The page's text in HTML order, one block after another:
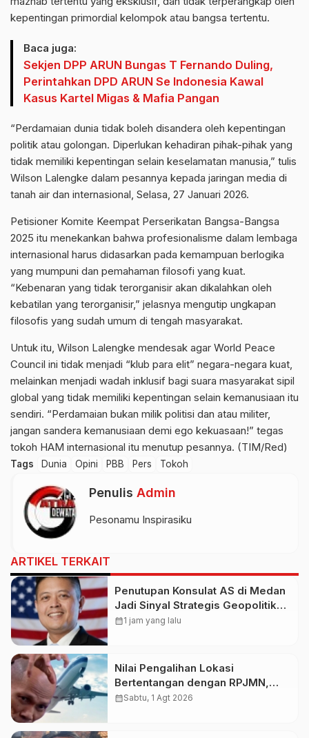
kepentingan primordial kelompok atau bangsa tertentu.
Baca juga:
Sekjen DPP ARUN Bungas T Fernando Duling,
Perintahkan DPD ARUN Se Indonesia Kawal
Kasus Kartel Migas & Mafia Pangan
“Perdamaian dunia tidak boleh disandera oleh kepentingan
politik atau golongan. Diperlukan kehadiran pihak-pihak yang
tidak memiliki kepentingan selain keselamatan manusia,” tulis
Wilson Lalengke dalam pesannya kepada jaringan media di
tanah air dan internasional, Selasa, 27 Januari 2026.
Petisioner Komite Keempat Perserikatan Bangsa-Bangsa
2025 itu menekankan bahwa profesionalisme dalam lembaga
internasional harus didasarkan pada kemampuan berlogika
yang mumpuni dan pemahaman filosofi yang kuat.
“Kebenaran yang tidak terorganisir akan dikalahkan oleh
kebatilan yang terorganisir,” jelasnya mengutip ungkapan
filosofis yang sudah umum di tengah masyarakat.
Untuk itu, Wilson Lalengke mendesak agar World Peace
Council ini tidak menjadi “klub para elit” negara-negara kuat,
melainkan menjadi wadah inklusif bagi suara masyarakat sipil
global yang tidak memiliki kepentingan selain kemanusiaan itu
sendiri. “Perdamaian bukan milik politisi dan atau militer,
jangan sandera kemanusiaan demi ego kekuasaan!” tegas
tokoh HAM internasional itu menutup pesannya. (TIM/Red)
Tags Dunia Opini PBB Pers Tokoh
Penulis Admin
Pesonamu Inspirasiku
ARTIKEL TERKAIT
Penutupan Konsulat AS di Medan
Jadi Sinyal Strategis Geopolitik
Baru bagi Indonesia
calendar_month1 jam yang lalu
Nilai Pengalihan Lokasi
Bertentangan dengan RPJMN,
Ichsanuddin Soroti Komitmen
calendar_monthSabtu, 1 Agt 2026